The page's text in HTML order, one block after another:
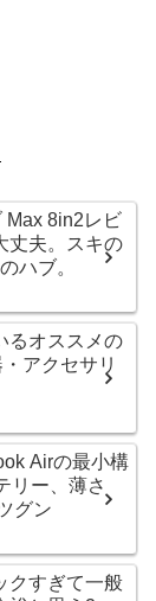
Max 8in2レビ
丈夫。スキの
ハブ。
るオススメの
アクセサリ
Airの最小構
リー、薄さ
グン
クすぎて一般